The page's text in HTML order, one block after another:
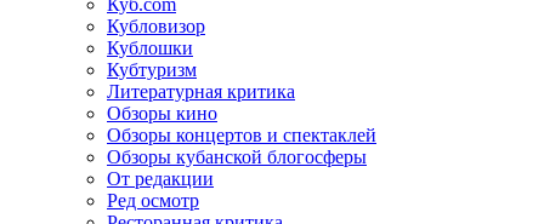
Куб.com
Кубловизор
Кублошки
Кубтуризм
Литературная критика
Обзоры кино
Обзоры концертов и спектаклей
Обзоры кубанской блогосферы
От редакции
Ред осмотр